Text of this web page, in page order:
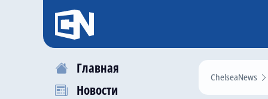
Главная
Новости
ChelseaNews